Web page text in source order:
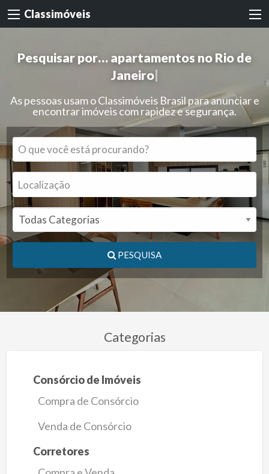
Classimóveis
Pesquisar por…apartamentos no Rio de
Janeiro|
As pessoas usam o Classimóveis Brasil para anunciar e
encontrar imóveis com rapidez e segurança.
PESQUISA
Categorias
Consórcio de Imóveis
Compra de Consórcio
Venda de Consórcio
Corretores